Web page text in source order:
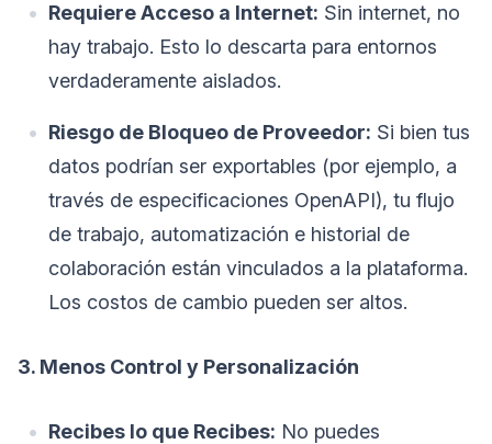
Requiere Acceso a Internet: Sin internet, no
hay trabajo. Esto lo descarta para entornos
verdaderamente aislados.
Riesgo de Bloqueo de Proveedor: Si bien tus
datos podrían ser exportables (por ejemplo, a
través de especificaciones OpenAPI), tu flujo
de trabajo, automatización e historial de
colaboración están vinculados a la plataforma.
Los costos de cambio pueden ser altos.
3. Menos Control y Personalización
Recibes lo que Recibes: No puedes